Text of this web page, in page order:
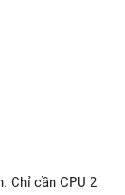
Chỉ cần CPU 2